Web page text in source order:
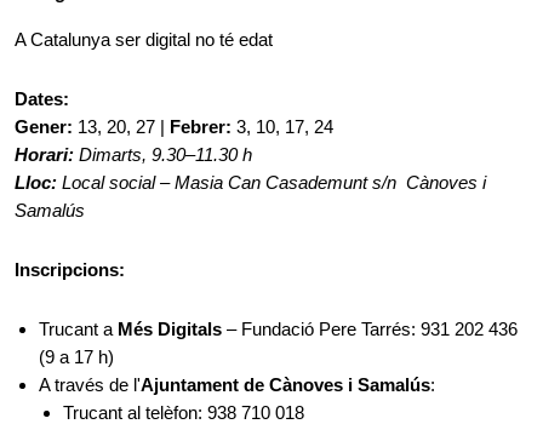
A Catalunya ser digital no té edat
Dates:
Gener: 13, 20, 27 | Febrer: 3, 10, 17, 24
Horari: Dimarts, 9.30–11.30 h
Lloc: Local social – Masia Can Casademunt s/n Cànoves i
Samalús
Inscripcions:
Trucant a Més Digitals – Fundació Pere Tarrés: 931 202 436
(9 a 17 h)
A través de l'Ajuntament de Cànoves i Samalús:
Trucant al telèfon: 938 710 018